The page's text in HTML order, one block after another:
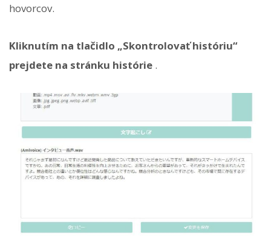
hovorcov.
Kliknutím na tlačidlo „Skontrolovať históriu“
prejdete na stránku histórie .